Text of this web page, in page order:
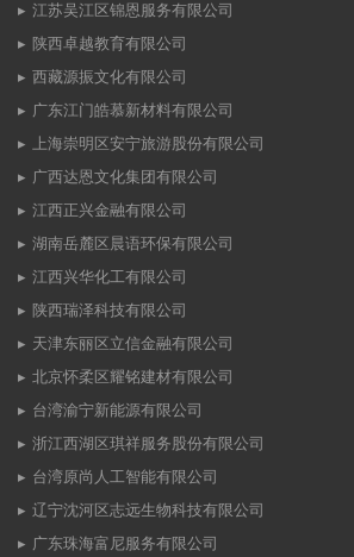
江苏吴江区锦恩服务有限公司
陕西卓越教育有限公司
西藏源振文化有限公司
广东江门皓慕新材料有限公司
上海崇明区安宁旅游股份有限公司
广西达恩文化集团有限公司
江西正兴金融有限公司
湖南岳麓区晨语环保有限公司
江西兴华化工有限公司
陕西瑞泽科技有限公司
天津东丽区立信金融有限公司
北京怀柔区耀铭建材有限公司
台湾渝宁新能源有限公司
浙江西湖区琪祥服务股份有限公司
台湾原尚人工智能有限公司
辽宁沈河区志远生物科技有限公司
广东珠海富尼服务有限公司